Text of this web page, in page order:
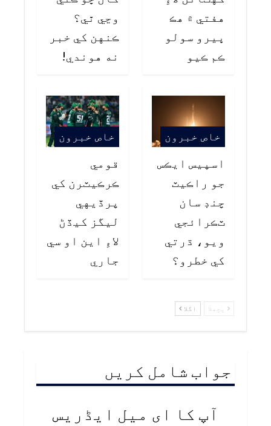
هفتي ۾ هڪ
ڀيرو سولو
ڪم ڪيو
وڃي ٿي؟
ڪنهن کي خبر
نه هوندي!
خاص خبرون
اسپيس ايڪس
جو راڪيٽ
چنڊ سان
ٽڪرائجي
ويو، ڌرتي
کي خطرو؟
خاص خبرون
قومي
ڪرڪيٽرن کي
پرڏيهي
ليگز کيڏڻ
لاءِ اين او سي
جاري
پچھلا اگلا
جواب شامل کریں
آپ کا ای میل ایڈریس